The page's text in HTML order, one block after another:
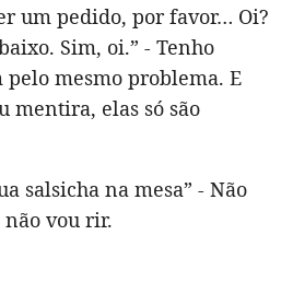
um pedido, por favor… Oi?
Sim, oi.” - Tenho
pelo mesmo problema. E
mentira, elas só são
salsicha na mesa” - Não
vou rir.